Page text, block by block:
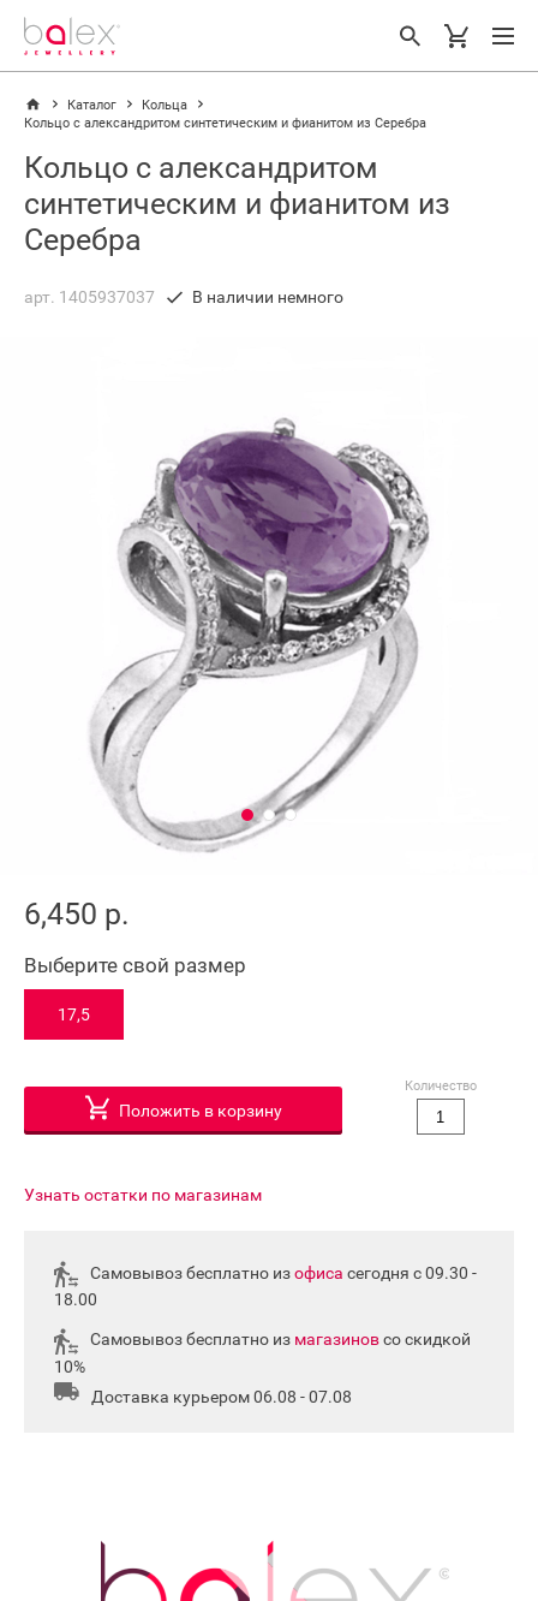
Каталог
Кольца
Кольцо с александритом синтетическим и фианитом из Серебра
Кольцо с александритом
синтетическим и фианитом из
Серебра
арт. 1405937037 В наличии немного
6,450 р.
Выберите свой размер
17,5
Положить в корзину
Количество
Узнать остатки по магазинам
Самовывоз бесплатно изофиса сегодня с 09.30 -
18.00
Самовывоз бесплатно из магазиновсо скидкой
10%
Доставка курьером 06.08 - 07.08